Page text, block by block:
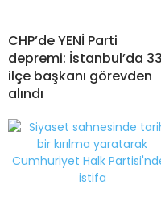
CHP’de YENİ Parti
depremi: İstanbul’da 33
ilçe başkanı görevden
alındı